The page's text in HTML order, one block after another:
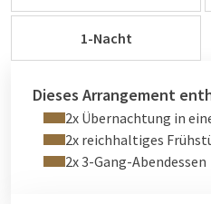
an unserem leckeren,
teilnehmen.1-Nacht
Dieses Arrangement
2x Übernachtung in
2x reichhaltiges
2x 3-Gang-Abendessen